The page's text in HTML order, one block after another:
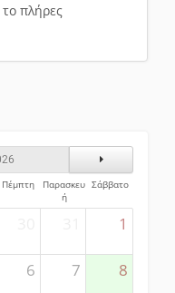
πλήρες
Επόμενος
Πέμπτη
Παρασκευ
ή
Σάββατο
1
6 7 8